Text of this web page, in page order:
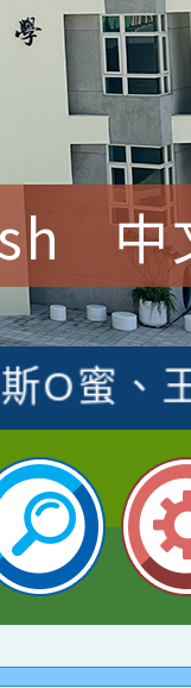
中
園市中
榮獲社
O蜜、
展 國
老師、
班張O
小朗讀
園市中
獲教
世